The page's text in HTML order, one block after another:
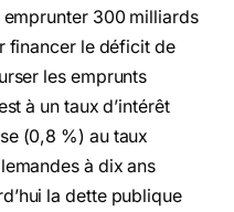
emprunter 300 milliards
financer le déficit de
les emprunts
à un taux d’intérêt
(0,8 %) au taux
à dix ans
la dette publique